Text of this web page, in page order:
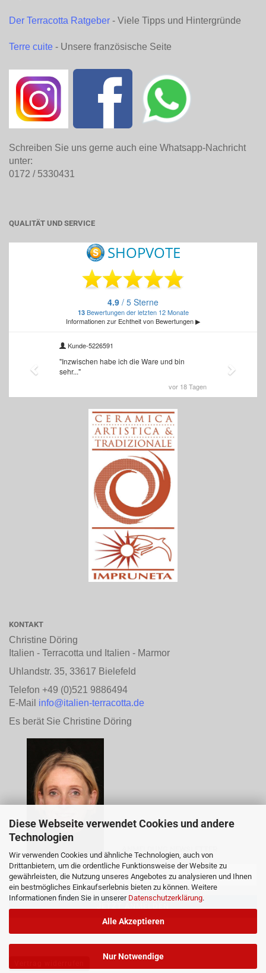
Diese Webseite verwendet Cookies und andere
Technologien
Wir verwenden Cookies und ähnliche Technologien, auch von
Drittanbietern, um die ordentliche Funktionsweise der Website zu
gewährleisten, die Nutzung unseres Angebotes zu analysieren und Ihnen
ein bestmögliches Einkaufserlebnis bieten zu können. Weitere
Informationen finden Sie in unserer Datenschutzerklärung.
Alle Akzeptieren
Nur Notwendige
Der Terracotta Ratgeber - Viele Tipps und Hintergründe
Terre cuite - Unsere französische Seite
Schreiben Sie uns gerne auch eine Whatsapp-Nachricht
unter:
0172 / 5330431
QUALITÄT UND SERVICE
KONTAKT
Christine Döring
Italien - Terracotta und Italien - Marmor
Uhlandstr. 35, 33617 Bielefeld
Telefon +49 (0)521 9886494
E-Mail info@italien-terracotta.de
Es berät Sie Christine Döring